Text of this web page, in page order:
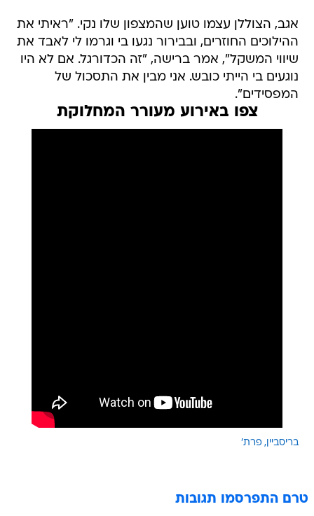
אגב, הצוללן עצמו טוען שהמצפון שלו נקי. "ראיתי את
ההילוכים החוזרים, ובבירור נגעו בי וגרמו לי לאבד את
שיווי המשקל", אמר ברישה, "זה הכדורגל. אם לא היו
נוגעים בי הייתי כובש. אני מבין את התסכול של
המפסידים".
צפו באירוע מעורר המחלוקת
בריסביין פרת'
טרם התפרסמו תגובות